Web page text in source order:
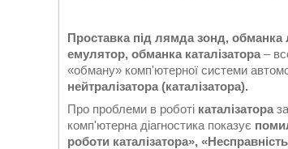
Проставка під лямда зонд,
емулятор, обманка каталізатора –
«обману» комп'ютерної системи
нейтралізатора (каталізатора).
Про проблеми в роботі каталізатора
комп'ютерна діагностика показує
роботи каталізатора», «Несправність